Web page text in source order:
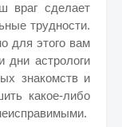
враг сделает
трудности.
для этого вам
дни астрологи
знакомств и
какое-либо